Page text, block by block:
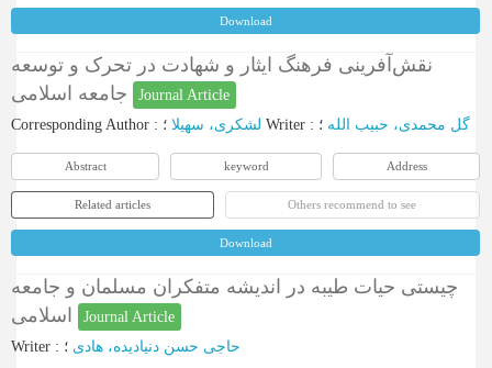
Download
نقش‌آفرینی فرهنگ ایثار و شهادت در تحرک و توسعه
Journal Article
Corresponding Author : لشکری، سهیلا Writer : گل محمدی، حبیب الله ؛
Abstract keyword Address
Related articles Others recommend to see
Download
چیستی حیات طیبه در اندیشه متفکران مسلمان و جامعه
Journal Article
Writer : حاجی حسن دنیادیده، هادی ؛